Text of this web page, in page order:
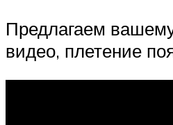
Предлагаем
видео, плетение